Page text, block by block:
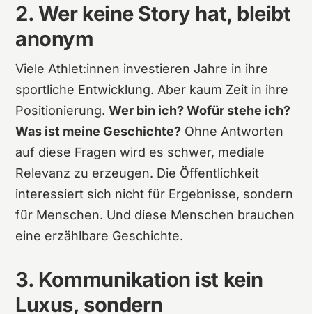
2. Wer keine Story hat, bleibt
anonym
Viele Athlet:innen investieren Jahre in ihre
sportliche Entwicklung. Aber kaum Zeit in ihre
Positionierung.Wer bin ich? Wofür stehe ich?
Was ist meine Geschichte? Ohne Antworten
auf diese Fragen wird es schwer, mediale
Relevanz zu erzeugen. Die Öffentlichkeit
interessiert sich nicht für Ergebnisse, sondern
für Menschen. Und diese Menschen brauchen
eine erzählbare Geschichte.
3. Kommunikation ist kein
Luxus, sondern